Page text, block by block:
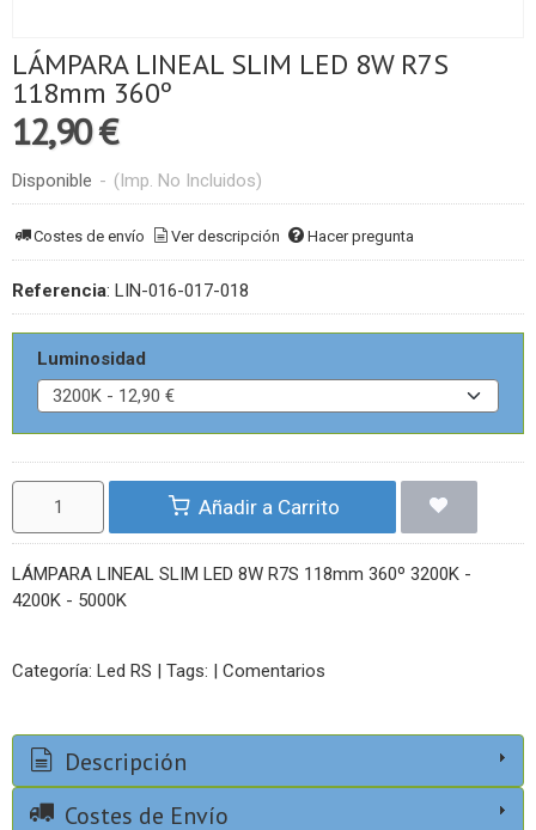
LÁMPARA LINEAL SLIM LED 8W R7S
118mm 360º
12,90 €
Disponible - (Imp. No Incluidos)
Costes de envío Ver descripción Hacer pregunta
Referencia: LIN-016-017-018
Luminosidad
Añadir a Carrito
LÁMPARA LINEAL SLIM LED 8W R7S 118mm 360º 3200K -
4200K - 5000K
Categoría: Led RS | Tags: | Comentarios
Descripción
Costes de Envío